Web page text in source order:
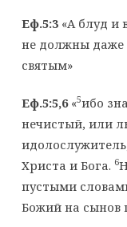
Еф.5:3«А блуд и
не должны даже
святым»
Еф.5:5,6«5ибо
нечистый, или
Христа и Бога. 6
пустыми
Божий на сынов